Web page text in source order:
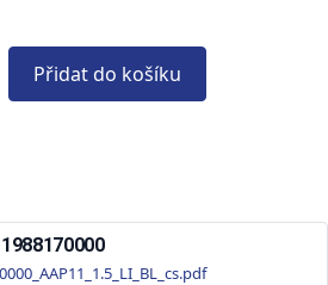
Přidat do košíku